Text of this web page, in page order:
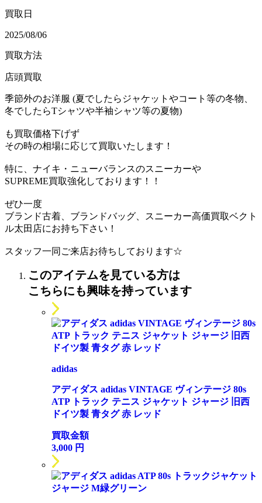
買取日
2025/08/06
買取方法
店頭買取
季節外のお洋服 (夏でしたらジャケットやコート等の冬物、
冬でしたらTシャツや半袖シャツ等の夏物)
も買取価格下げず
その時の相場に応じて買取いたします！
特に、ナイキ・ニューバランスのスニーカーや
SUPREME買取強化しております！！
ぜひ一度
ブランド古着、ブランドバッグ、スニーカー高価買取ベクト
ル太田店にお持ち下さい！
スタッフ一同ご来店お待ちしております☆
このアイテムを見ている方は
こちらにも興味を持っています
adidas
アディダス adidas VINTAGE ヴィンテージ 80s
ATP トラック テニス ジャケット ジャージ 旧西
ドイツ製 青タグ 赤 レッド
買取金額
3,000 円